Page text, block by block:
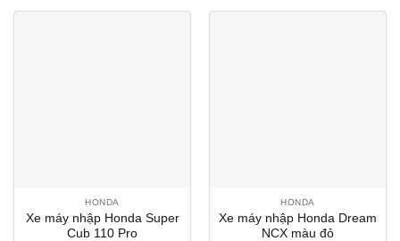
HONDA
Xe máy nhập Honda Super
Cub 110 Pro
HONDA
Xe máy nhập Honda Dream
NCX màu đỏ